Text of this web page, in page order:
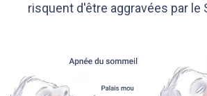
risquent d'être aggravées par le